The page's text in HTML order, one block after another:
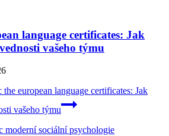
language certificates: Jak
vašeho týmu
the european language certificates: Jak
vašeho týmu